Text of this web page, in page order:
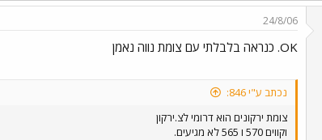
24/8/06
OK. כנראה בלבלתי עם צומת נווה נאמן
נכתב ע"י 846:
צומת ירקונים הוא דרומי לצ.ירקון
וקווים 570 ו 565 לא מגיעים.